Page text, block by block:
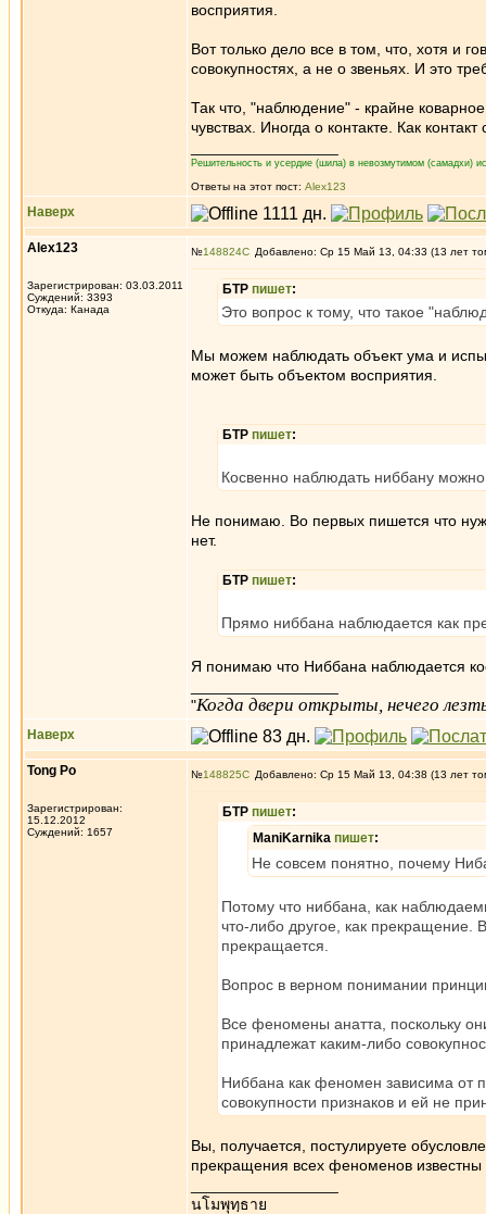
восприятия.
Вот только дело все в том, что, хотя и
совокупностях, а не о звеньях. И это
Так что, "наблюдение" - крайне
чувствах. Иногда о контакте. Как
Решительность и усердие (шила) в невозмутимом (самадхи)
Ответы на этот пост: Alex123
Наверх
Alex123
Зарегистрирован: 03.03.2011
Суждений: 3393
Откуда: Канада
№148824 Добавлено: Ср 15 Май 13, 04:33 (13 лет
БТР пишет:
Это вопрос к тому, что такое
Mы можем наблюдать объект ума и
может быть объектом восприятия.
БТР пишет:
Косвенно наблюдать ниббану
Не понимаю. Во первых пишется что
нет.
БТР пишет:
Прямо ниббана наблюдается как
Я понимаю что Ниббана наблюдается
"Когда двери открыты, нечего
Наверх
Tong Po
Зарегистрирован:
15.12.2012
Суждений: 1657
№148825 Добавлено: Ср 15 Май 13, 04:38 (13 лет
БТР пишет:
ManiKarnika пишет:
Не совсем понятно, почему
Потому что ниббана, как
что-либо другое, как
прекращается.
Вопрос в верном понимании
Все феномены анатта, поскольку
принадлежат каким-либо
Ниббана как феномен зависима от
совокупности признаков и ей не
Вы, получается, постулируете
прекращения всех феноменов
นโมพุทฺธาย